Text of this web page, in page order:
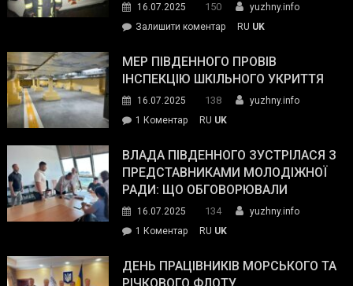
силових
та
органів:
«Наш
спільний
окупанти.
Маємо
діяти
команда
16.07.2025 150
yuzhny.info
Залишити коментарon
ДСНС
власноруч
пожежу
у
RU UK
МЕР ПІВДЕННОГО ПРОВІВ
ІНСПЕКЦІЮ ШКІЛЬНОГО УКРИТТЯ
16.07.2025 138
yuzhny.info
1 Коментардо
Південного
провів
інспекцію
RU UK
ВЛАДА ПІВДЕННОГО ЗУСТРІЛАСЯ З
ПРЕДСТАВНИКАМИ МОЛОДІЖНОЇ
РАДИ: ЩО ОБГОВОРЮВАЛИ
16.07.2025 134
yuzhny.info
1 Коментардо
Південного
зустрілася
RU UK
ДЕНЬ ПРАЦІВНИКІВ МОРСЬКОГО ТА